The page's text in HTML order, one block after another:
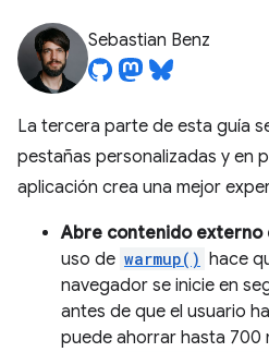
Sebastian Benz
La tercera parte de esta guía
pestañas personalizadas y en
aplicación crea una mejor
Abre contenido externo
uso de warmup() hace
navegador se inicie en
antes de que el usuario
puede ahorrar hasta 700